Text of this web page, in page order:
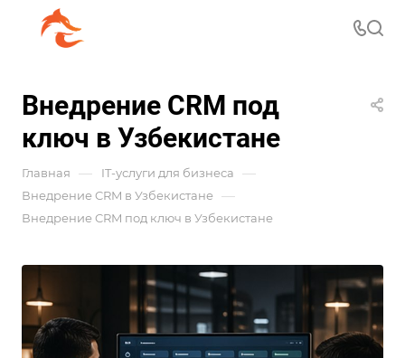
Внедрение CRM под
ключ в Узбекистане
Главная — IT-услуги для бизнеса —
Внедрение CRM в Узбекистане —
Внедрение CRM под ключ в Узбекистане